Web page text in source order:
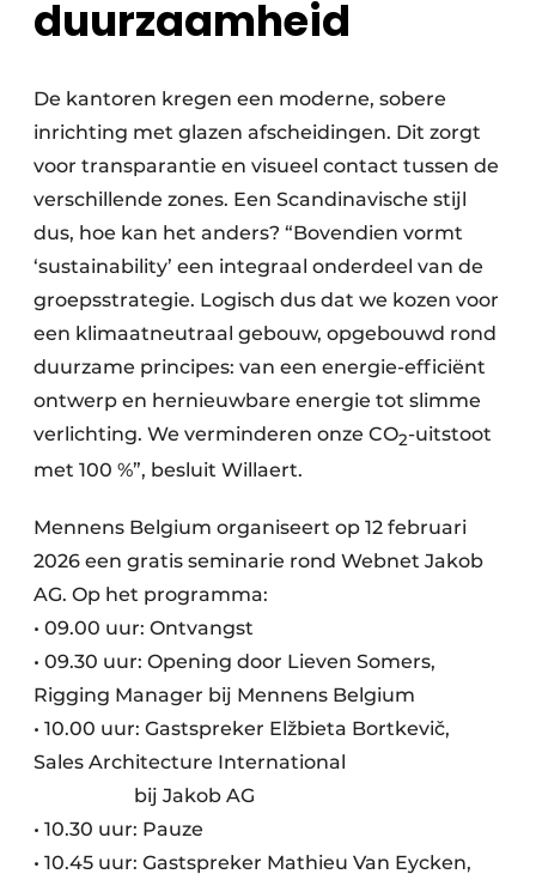
duurzaamheid
De kantoren kregen een moderne, sobere
inrichting met glazen afscheidingen. Dit zorgt
voor transparantie en visueel contact tussen de
verschillende zones. Een Scandinavische stijl
dus, hoe kan het anders? “Bovendien vormt
‘sustainability’ een integraal onderdeel van de
groepsstrategie. Logisch dus dat we kozen voor
een klimaatneutraal gebouw, opgebouwd rond
duurzame principes: van een energie-efficiënt
ontwerp en hernieuwbare energie tot slimme
verlichting. We verminderen onze CO2-uitstoot
met 100 %”, besluit Willaert.
Mennens Belgium organiseert op 12 februari
2026 een gratis seminarie rond Webnet Jakob
AG. Op het programma:
• 09.00 uur: Ontvangst
• 09.30 uur: Opening door Lieven Somers,
Rigging Manager bij Mennens Belgium
• 10.00 uur: Gastspreker Elžbieta Bortkevič,
Sales Architecture International
bij Jakob AG
• 10.30 uur: Pauze
• 10.45 uur: Gastspreker Mathieu Van Eycken,